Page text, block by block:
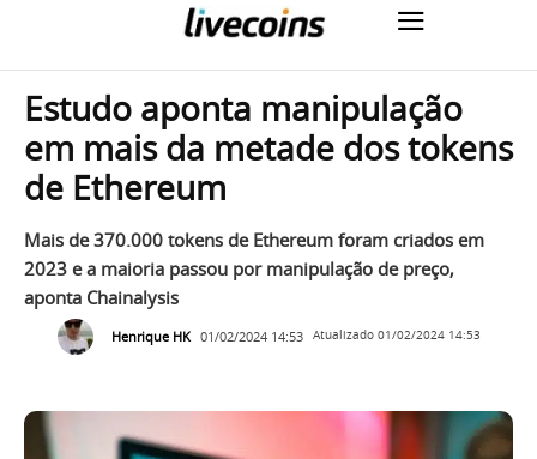
Estudo aponta manipulação
em mais da metade dos tokens
de Ethereum
Mais de 370.000 tokens de Ethereum foram criados em
2023 e a maioria passou por manipulação de preço,
aponta Chainalysis
Henrique HK 01/02/2024 14:53 Atualizado 01/02/2024 14:53